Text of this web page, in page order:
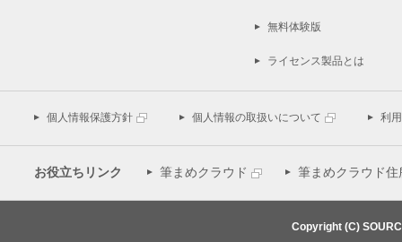
無料体験版
ライセンス製品とは
個人情報保護方針 個人情報の取扱いについて 利
お役立ちリンク 筆まめクラウド 筆まめクラウド住
Copyright (C)